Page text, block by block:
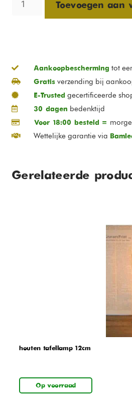
Toevoegen aan
Aankoopbescherming tot
Gratisverzending bij
E-Trusted gecertificeerde
30 dagen bedenktijd
Voor 18:00 besteld =
Wettelijke garantie via
Gerelateerde
houten tafellamp 12cm
Op voorraad